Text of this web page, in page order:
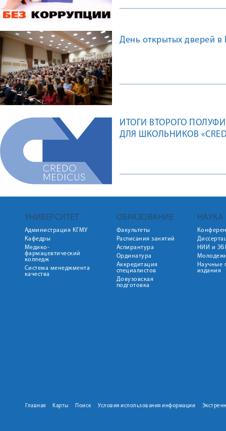
День открытых дверей в
ИТОГИ ВТОРОГО
ДЛЯ ШКОЛЬНИКОВ
УНИВЕРСИТЕТ
Администрация КГМУ
Кафедры
Медико-
фармацевтический
колледж
Система менеджмента
качества
ОБРАЗОВАНИЕ
Факультеты
Расписания занятий
Аспирантура
Ординатура
Аккредитация
специалистов
Довузовская
подготовка
НАУКА
НИИ и
Научные
издания
Главная Карты Поиск Условия использования информации